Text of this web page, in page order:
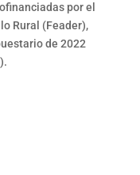
por el
Rural (Feader),
de 2022